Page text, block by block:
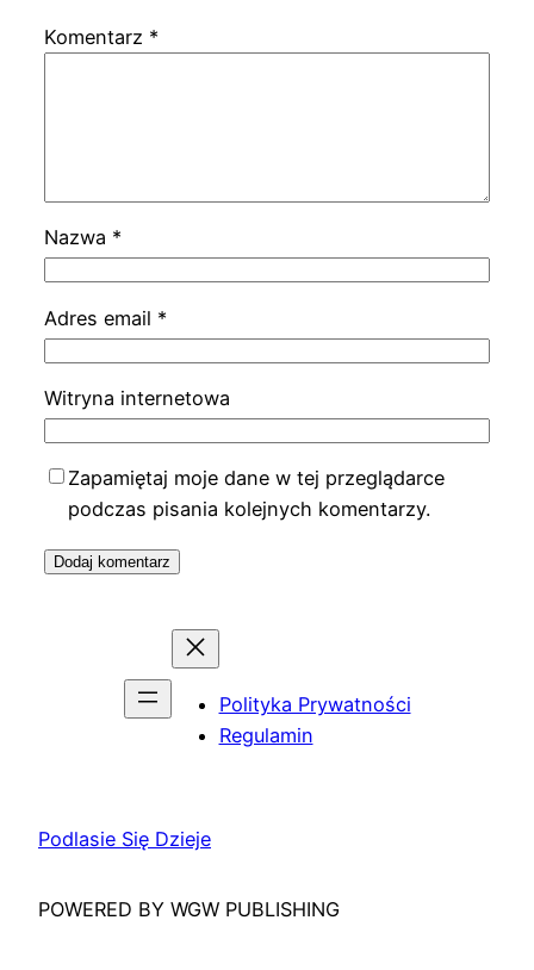
Komentarz *
Nazwa *
Adres email *
Witryna internetowa
Zapamiętaj moje dane w tej przeglądarce
podczas pisania kolejnych komentarzy.
Polityka Prywatności
Regulamin
Podlasie Się Dzieje
POWERED BY WGW PUBLISHING